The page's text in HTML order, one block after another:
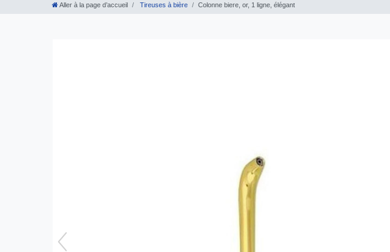
Aller à la page d’accueil Tireuses à bière Colonne biere, or, 1 ligne, élégant